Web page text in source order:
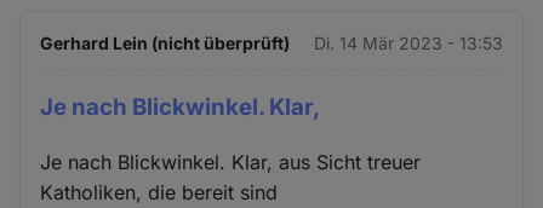
Gerhard Lein (nicht überprüft) Di. 14 Mär 2023 - 13:53
Je nach Blickwinkel. Klar,
Je nach Blickwinkel. Klar, aus Sicht treuer
Katholiken, die bereit sind